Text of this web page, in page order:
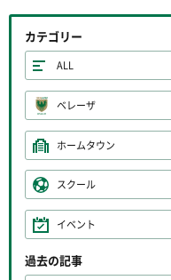
カテゴリー
ALL
ベレーザ
ホームタウン
スクール
イベント
過去の記事